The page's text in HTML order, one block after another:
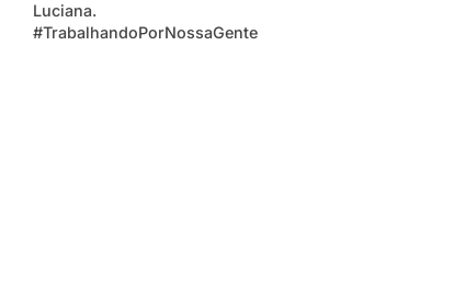
Luciana.
#TrabalhandoPorNossaGente